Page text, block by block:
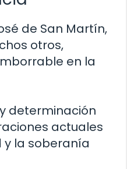
de San Martín,
otros,
en la
determinación
actuales
la soberanía